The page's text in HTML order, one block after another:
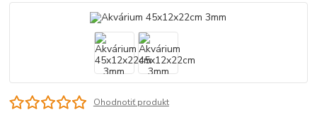
Ohodnotiť produkt